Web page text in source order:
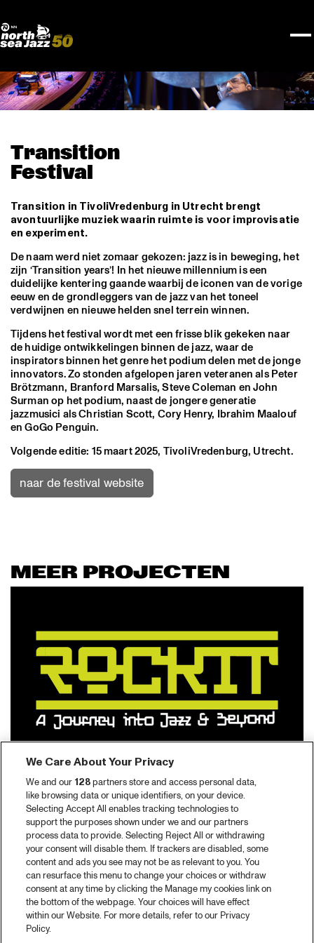
PRAKTISCH
Plattegrond
NSJ50
SPOTIFY PLAYLISTEN
PARTNERS
FESTIVAL PARTNERS
TTEP
UNICEF
KPN
MEDIA PARTNERS
OVERIGE PARTNERS
Rotterdam Festivals
STËLZ
North Sea Round Town
I love my ears
ALGEMEEN
Merchandise
Spotify playlisten
North Sea Jazz video archief
CURACAO
PROJECTS
Rockit Festival
Boy Edgar Prijs
Mojo Jazz mailing
AGENDA
Transition
Festival
Transition in TivoliVredenburg in Utrecht brengt
avontuurlijke muziek waarin ruimte is voor improvisatie
en experiment.
De naam werd niet zomaar gekozen: jazz is in beweging, het
zijn ‘Transition years’! In het nieuwe millennium is een
duidelijke kentering gaande waarbij de iconen van de vorige
eeuw en de grondleggers van de jazz van het toneel
verdwijnen en nieuwe helden snel terrein winnen.
Tijdens het festival wordt met een frisse blik gekeken naar
de huidige ontwikkelingen binnen de jazz, waar de
inspirators binnen het genre het podium delen met de jonge
innovators. Zo stonden afgelopen jaren veteranen als Peter
Brötzmann, Branford Marsalis, Steve Coleman en John
Surman op het podium, naast de jongere generatie
jazzmusici als Christian Scott, Cory Henry, Ibrahim Maalouf
en GoGo Penguin.
Volgende editie: 15 maart 2025, TivoliVredenburg, Utrecht.
naar de festival website
MEER PROJECTEN
We Care About Your Privacy
We and our 128partners store and access personal data,
like browsing data or unique identifiers, on your device.
Selecting Accept All enables tracking technologies to
support the purposes shown under we and our partners
process data to provide. Selecting Reject All or withdrawing
your consent will disable them. If trackers are disabled, some
content and ads you see may not be as relevant to you. You
can resurface this menu to change your choices or withdraw
consent at any time by clicking the Manage my cookies link on
the bottom of the webpage. Your choices will have effect
within our Website. For more details, refer to our Privacy
Policy.